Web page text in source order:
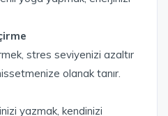
stres seviyenizi azaltır
olanak tanır.
yazmak, kendinizi